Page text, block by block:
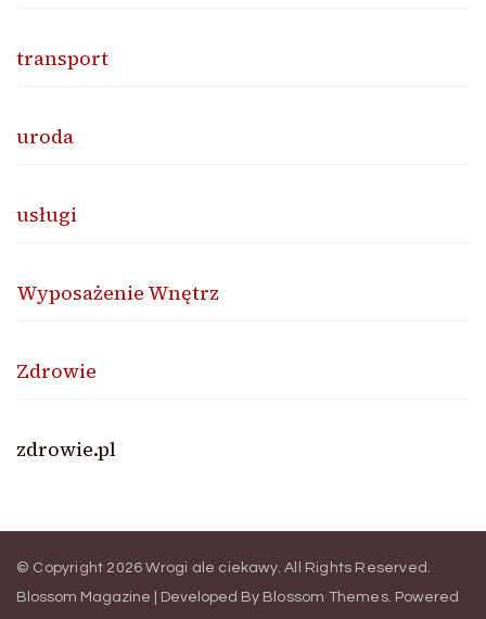
transport
uroda
usługi
Wyposażenie Wnętrz
Zdrowie
zdrowie.pl
© Copyright 2026Wrogi ale ciekawy. All Rights Reserved.
Blossom Magazine | Developed By Blossom Themes. Powered